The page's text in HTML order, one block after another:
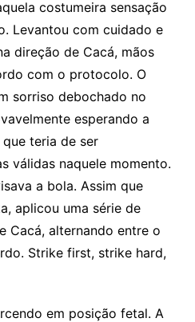
costumeira sensação
Levantou com cuidado e
direção de Cacá, mãos
com o protocolo. O
sorriso debochado no
esperando a
teria de ser
válidas naquele momento.
a bola. Assim que
aplicou uma série de
Cacá, alternando entre o
Strike first, strike hard,
em posição fetal. A